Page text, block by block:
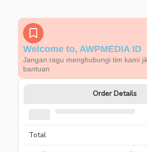
Welcome to, AWPMEDIA ID
Jangan ragu menghubungi tim kami
bantuan
Order Details
Total